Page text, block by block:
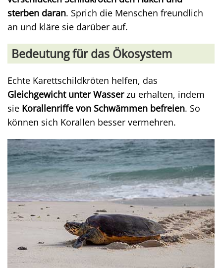
sterben daran. Sprich die Menschen freundlich
an und kläre sie darüber auf.
Bedeutung für das Ökosystem
Echte Karettschildkröten helfen, das
Gleichgewicht unter Wasserzu erhalten, indem
sie Korallenriffe von Schwämmen befreien. So
können sich Korallen besser vermehren.